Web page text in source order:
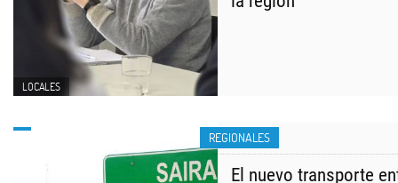
LOCALES
REGIONALES
El nuevo transporte